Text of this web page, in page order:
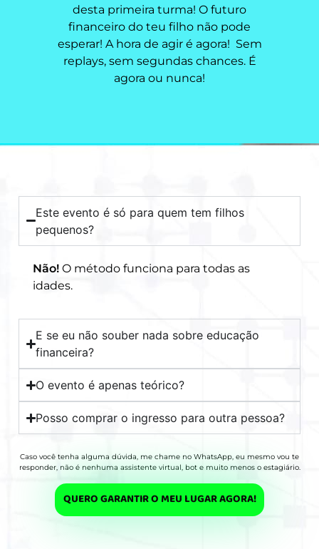
desta primeira turma! O futuro
financeiro do teu filho não pode
esperar! A hora de agir é agora! Sem
replays, sem segundas chances. É
agora ou nunca!
Caso você tenha alguma dúvida, me chame no WhatsApp, eu mesmo vou te
responder, não é nenhuma assistente virtual, bot e muito menos o estagiário.
QUERO GARANTIR O MEU LUGAR AGORA!
Este evento é só para quem tem filhos
pequenos?
Não! O método funciona para todas as
idades.
E se eu não souber nada sobre educação
financeira?
O evento é apenas teórico?
Posso comprar o ingresso para outra pessoa?